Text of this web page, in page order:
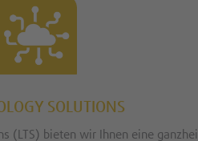
SOLUTIONS
(LTS) bieten wir Ihnen eine